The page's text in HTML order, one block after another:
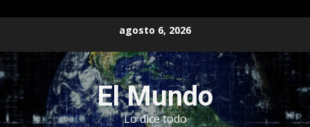
contenido
agosto 6, 2026
El Mundo
Lo dice todo